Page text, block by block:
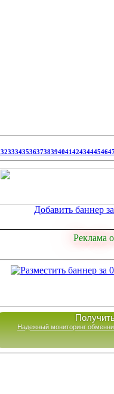
323334353637383940414243444546
Добавить баннер
Реклама
Надежный мониторинг